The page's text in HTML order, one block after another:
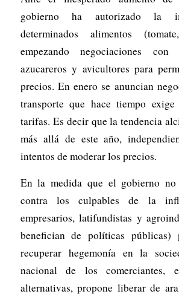
gobierno ha autorizado la
determinados alimentos
empezando negociaciones con
azucareros y avicultores para
precios. En enero se anuncian
transporte que hace tiempo
tarifas. Es decir que la tendencia
más allá de este año,
intentos de moderar los precios.
En la medida que el gobierno no
contra los culpables de la
empresarios, latifundistas y
benefician de políticas públicas)
recuperar hegemonía en la
nacional de los comerciantes,
alternativas, propone liberar de